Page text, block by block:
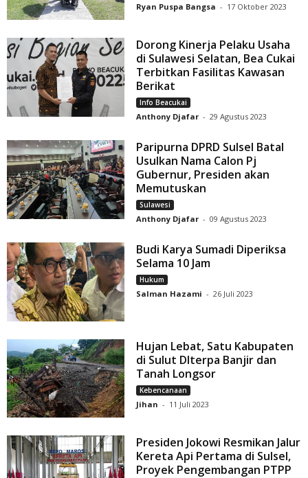
Ryan Puspa Bangsa - 17 Oktober 2023
Dorong Kinerja Pelaku Usaha
di Sulawesi Selatan, Bea Cukai
Terbitkan Fasilitas Kawasan
Berikat
Info Beacukai
Anthony Djafar - 29 Agustus 2023
Paripurna DPRD Sulsel Batal
Usulkan Nama Calon Pj
Gubernur, Presiden akan
Memutuskan
Sulawesi
Anthony Djafar - 09 Agustus 2023
Budi Karya Sumadi Diperiksa
Selama 10 Jam
Hukum
Salman Hazami - 26 Juli 2023
Hujan Lebat, Satu Kabupaten
di Sulut DIterpa Banjir dan
Tanah Longsor
Kebencanaan
Jihan - 11 Juli 2023
Presiden Jokowi Resmikan Jalur
Kereta Api Pertama di Sulsel,
Proyek Pengembangan PTPP